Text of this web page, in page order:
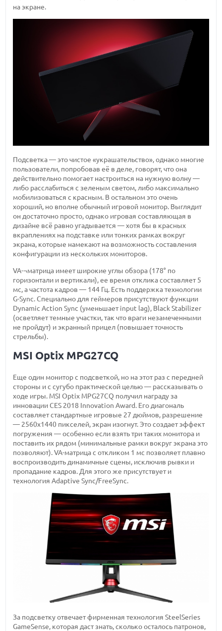
на экране.
Подсветка — это чистое «украшательство», однако многие
пользователи, попробовав её в деле, говорят, что она
действительно помогает настроиться на нужную волну —
либо расслабиться с зеленым светом, либо максимально
мобилизоваться с красным. В остальном это очень
хороший, но вполне обычный игровой монитор. Выглядит
он достаточно просто, однако игровая составляющая в
дизайне всё равно угадывается — хотя бы в красных
вкраплениях на подставке или тонких рамках вокруг
экрана, которые намекают на возможность составления
конфигурации из нескольких мониторов.
VA-¬матрица имеет широкие углы обзора (178° по
горизонтали и вертикали), ее время отклика составляет 5
мс, а частота кадров — 144 Гц. Есть поддержка технологии
G-Sync. Специально для геймеров присутствуют функции
Dynamic Action Sync (уменьшает input lag), Black Stabilizer
(осветляет темные участки, так что враги незамеченными
не пройдут) и экранный прицел (повышает точность
стрельбы).
MSI Optix MPG27CQ
Еще один монитор с подсветкой, но на этот раз с передней
стороны и с сугубо практической целью — рассказывать о
ходе игры. MSI Optix MPG27CQ получил награду за
инновации CES 2018 Innovation Award. Его диагональ
составляет стандартные игровые 27 дюймов, разрешение
— 2560х1440 пикселей, экран изогнут. Это создает эффект
погружения — особенно если взять три таких монитора и
поставить их рядом (минимальные рамки вокруг экрана это
позволяют). VA-матрица с откликом 1 мс позволяет плавно
воспроизводить динамичные сцены, исключив рывки и
пропадание кадров. Для этого же присутствует и
технология Adaptive Sync/FreeSync.
За подсветку отвечает фирменная технология SteelSeries
GameSense, которая даст знать, сколько осталось патронов,